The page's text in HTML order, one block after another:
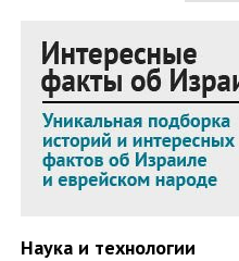
Наука и технологии